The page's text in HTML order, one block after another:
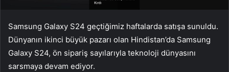
Samsung Galaxy S24 geçtiğimiz haftalarda satışa sunuldu.
Dünyanın ikinci büyük pazarı olan Hindistan’da Samsung
Galaxy S24, ön sipariş sayılarıyla teknoloji dünyasını
sarsmaya devam ediyor.